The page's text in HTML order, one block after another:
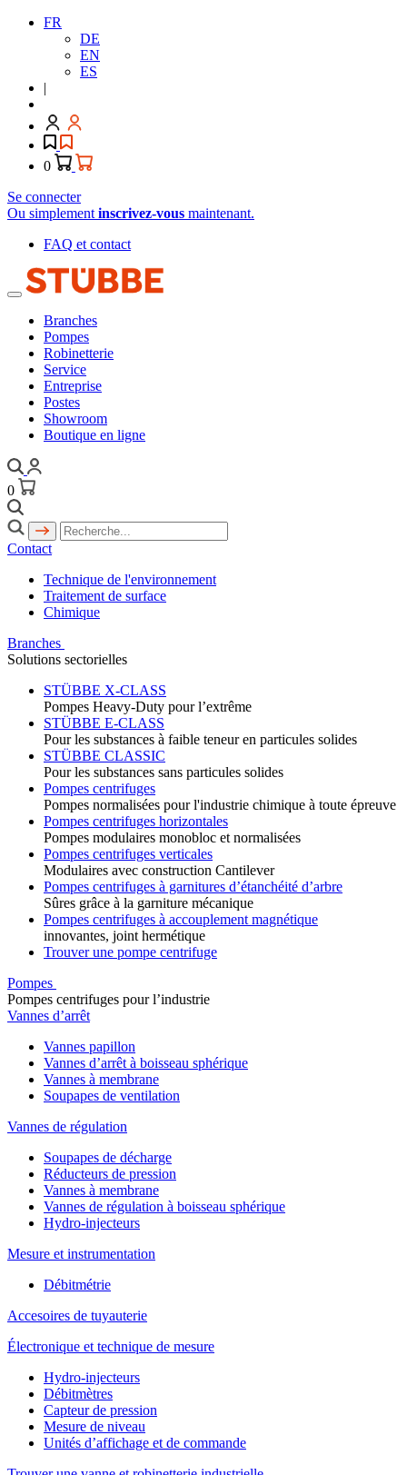
FR
DE
EN
ES
|
0
Se connecter
Ou simplement inscrivez-vous maintenant.
FAQ et contact
Branches
Pompes
Robinetterie
Service
Entreprise
Postes
Showroom
Boutique en ligne
0
Contact
Technique de l'environnement
Traitement de surface
Chimique
Branches
Solutions sectorielles
STÜBBE X-CLASS
Pompes Heavy-Duty pour l’extrême
STÜBBE E-CLASS
Pour les substances à faible teneur en particules solides
STÜBBE CLASSIC
Pour les substances sans particules solides
Pompes centrifuges
Pompes normalisées pour l'industrie chimique à toute épreuve
Pompes centrifuges horizontales
Pompes modulaires monobloc et normalisées
Pompes centrifuges verticales
Modulaires avec construction Cantilever
Pompes centrifuges à garnitures d’étanchéité d’arbre
Sûres grâce à la garniture mécanique
Pompes centrifuges à accouplement magnétique
innovantes, joint hermétique
Trouver une pompe centrifuge
Pompes
Pompes centrifuges pour l’industrie
Vannes d’arrêt
Vannes papillon
Vannes d’arrêt à boisseau sphérique
Vannes à membrane
Soupapes de ventilation
Vannes de régulation
Soupapes de décharge
Réducteurs de pression
Vannes à membrane
Vannes de régulation à boisseau sphérique
Hydro-injecteurs
Mesure et instrumentation
Débitmétrie
Accesoires de tuyauterie
Électronique et technique de mesure
Hydro-injecteurs
Débitmètres
Capteur de pression
Mesure de niveau
Unités d’affichage et de commande